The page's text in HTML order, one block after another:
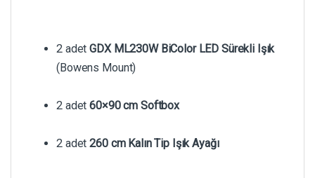
2 adetGDX ML230W BiColor LED Sürekli Işık
(Bowens Mount)
2 adet60×90 cm Softbox
2 adet260 cm Kalın Tip Işık Ayağı